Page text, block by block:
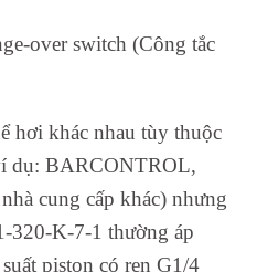
over switch (Công tắc
hơi khác nhau tùy thuộc
dụ: BARCONTROL,
cung cấp khác) nhưng
320-K-7-1 thường áp
piston có ren G1/4